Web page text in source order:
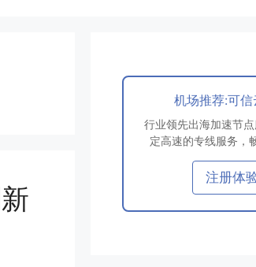
机场推荐:可信
行业领先出海加速节
定高速的专线服务，
注册体